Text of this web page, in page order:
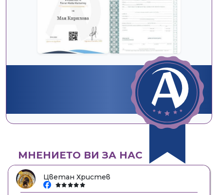
МНЕНИЕТО ВИ ЗА НАС
Цветан Христев
facebook